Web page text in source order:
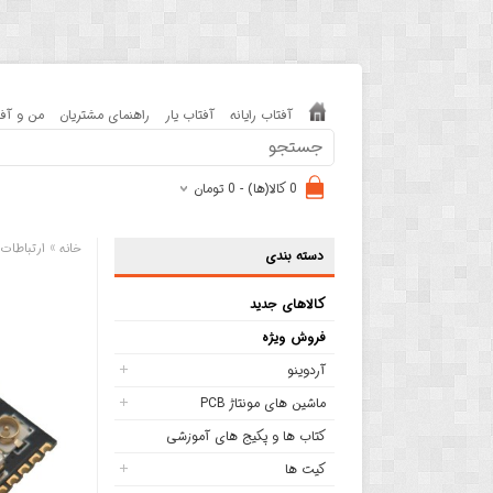
آفتاب رایانه آفتاب یار راهنمای مشتریان من و
0 کالا(ها) - 0 تومان
دسته بندی
کالاهای جدید
فروش ویژه
آردوینو
ماشین های مونتاژ PCB
کتاب ها و پکیج های آموزشی
کیت ها
خانه »